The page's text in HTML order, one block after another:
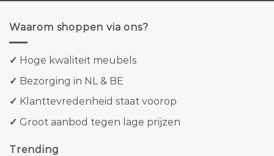
Waarom shoppen via ons?
✓ Hoge kwaliteit meubels
✓ Bezorging in NL & BE
✓ Klanttevredenheid staat voorop
✓ Groot aanbod tegen lage prijzen
Trending